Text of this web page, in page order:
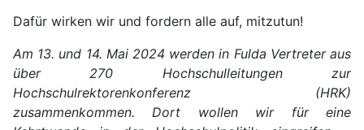
Dafür wirken wir und fordern alle auf, mitzutun!
Am 13. und 14. Mai 2024 werden in Fulda Vertreter aus
über 270 Hochschulleitungen zur
Hochschulrektorenkonferenz (HRK)
zusammenkommen. Dort wollen wir für eine